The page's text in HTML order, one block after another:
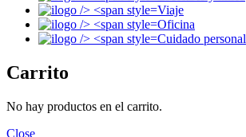
Viaje
Oficina
Cuidado personal
Carrito
No hay productos en el carrito.
Close